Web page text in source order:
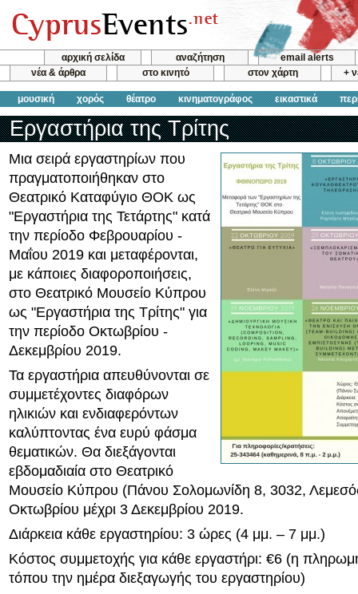
αρχική σελίδα αναζήτηση
email alerts
νέα & άρθρα
στο κινητό στον χάρτη +
μουσική χορός θέατρο κινηματογράφος εικαστικά
Εργαστήρια της Τρίτης
Μια σειρά εργαστηρίων που
πραγματοποιήθηκαν στο
Θεατρικό Καταφύγιο ΘΟΚ ως
"Εργαστήρια της Τετάρτης" κατά
την περίοδο Φεβρουαρίου -
Μαΐου 2019 και μεταφέρονται,
με κάποιες διαφοροποιήσεις,
στο Θεατρικό Μουσείο Κύπρου
ως "Εργαστήρια της Τρίτης" για
την περίοδο Οκτωβρίου -
Δεκεμβρίου 2019.
Τα εργαστήρια απευθύνονται σε
συμμετέχοντες διαφόρων
ηλικιών και ενδιαφερόντων
καλύπτοντας ένα ευρύ φάσμα
θεματικών. Θα διεξάγονται
εβδομαδιαία στο Θεατρικό
Μουσείο Κύπρου (Πάνου Σολομωνίδη 8, 3032,
Οκτωβρίου μέχρι 3 Δεκεμβρίου 2019.
Διάρκεια κάθε εργαστηρίου: 3 ώρες (4 μμ. – 7 μμ.)
Κόστος συμμετοχής για κάθε εργαστήρι: €6 (η πληρωμή
τόπου την ημέρα διεξαγωγής του εργαστηρίου)